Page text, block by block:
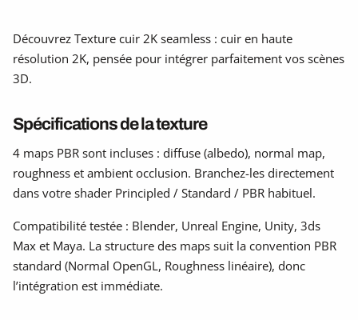
Découvrez Texture cuir 2K seamless : cuir en haute
résolution 2K, pensée pour intégrer parfaitement vos scènes
3D.
Spécifications de la texture
4 maps PBR sont incluses : diffuse (albedo), normal map,
roughness et ambient occlusion. Branchez-les directement
dans votre shader Principled / Standard / PBR habituel.
Compatibilité testée : Blender, Unreal Engine, Unity, 3ds
Max et Maya. La structure des maps suit la convention PBR
standard (Normal OpenGL, Roughness linéaire), donc
l’intégration est immédiate.